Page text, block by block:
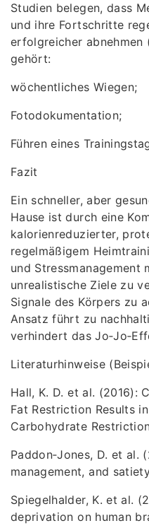
Studien belegen, dass
und ihre Fortschritte
erfolgreicher abnehmen
gehört:
wöchentliches Wiegen;
Fotodokumentation;
Führen eines
Fazit
Ein schneller, aber
Hause ist durch eine
kalorienreduzierter,
regelmäßigem
und Stressmanagement
unrealistische Ziele zu
Signale des Körpers zu
Ansatz führt zu
verhindert das
Literaturhinweise
Hall, K. D. et al. (2016):
Fat Restriction Results
Carbohydrate
Paddon‑Jones, D. et al.
management, and
Spiegelhalder, K. et al.
deprivation on human